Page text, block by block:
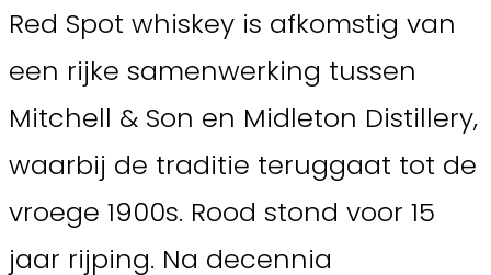
Red Spot whiskey is afkomstig van
een rijke samenwerking tussen
Mitchell & Son en Midleton Distillery,
waarbij de traditie teruggaat tot de
vroege 1900s. Rood stond voor 15
jaar rijping. Na decennia